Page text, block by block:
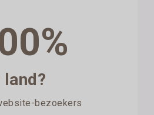
bezoekers